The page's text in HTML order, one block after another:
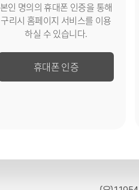
본인 명의의 휴대폰 인증을 통해
구리시 홈페이지 서비스를 이용
하실 수 있습니다.
휴대폰 인증